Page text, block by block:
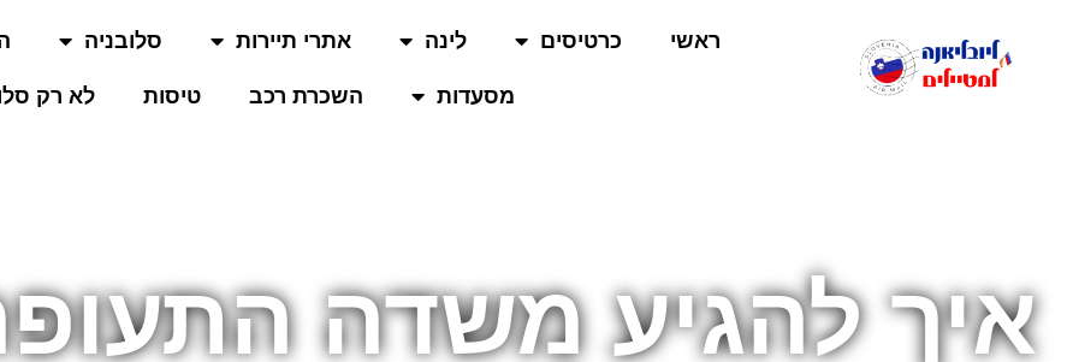
ראשי כרטיסים לינה אתרי תיירות סלובניה
מסעדות השכרת רכב טיסות לא רק
איך להגיע משדה